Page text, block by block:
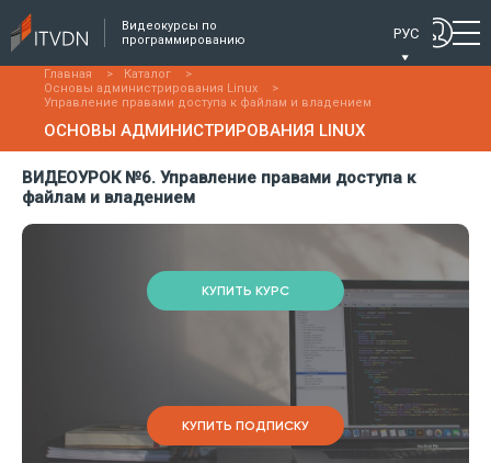
Видеокурсы по
программированию
РУС
Главная > Каталог
>
Основы администрирования Linux
>
Управление правами доступа к файлам и владением
ОСНОВЫ АДМИНИСТРИРОВАНИЯ LINUX
ВИДЕОУРОК №6. Управление правами доступа к
файлам и владением
КУПИТЬ КУРС
КУПИТЬ ПОДПИСКУ